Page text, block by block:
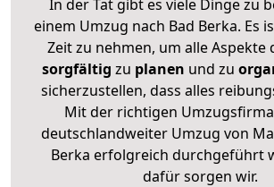
In der Tat gibt es viele Dinge zu
einem Umzug nach Bad Berka. Es
Zeit zu nehmen, um alle Aspekte
sorgfältig zu planen und zu
sicherzustellen, dass alles
Mit der richtigen
deutschlandweiter Umzug von
Berka erfolgreich durchgeführt
dafür sorgen wir.